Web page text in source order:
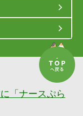
「ナースぷら